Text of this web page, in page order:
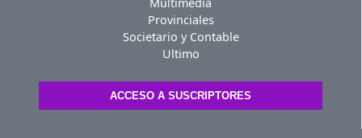
Multimedia
Provinciales
Societario y Contable
Ultimo
ACCESO A SUSCRIPTORES